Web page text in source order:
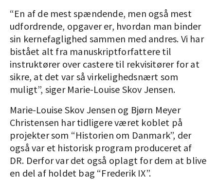
“En af de mest spændende, men også mest
udfordrende, opgaver er, hvordan man binder
sin kernefaglighed sammen med andres. Vi har
bistået alt fra manuskriptforfattere til
instruktører over castere til rekvisitører for at
sikre, at det var så virkelighedsnært som
muligt”, siger Marie-Louise Skov Jensen.
Marie-Louise Skov Jensen og Bjørn Meyer
Christensen har tidligere været koblet på
projekter som “Historien om Danmark”, der
også var et historisk program produceret af
DR. Derfor var det også oplagt for dem at blive
en del af holdet bag “Frederik IX”.